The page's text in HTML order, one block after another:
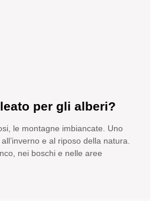
per gli alberi?
le montagne imbiancate. Uno
e al riposo della natura.
nei boschi e nelle aree